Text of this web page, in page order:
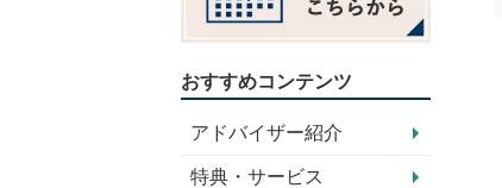
おすすめコンテンツ
アドバイザー紹介
特典・サービス